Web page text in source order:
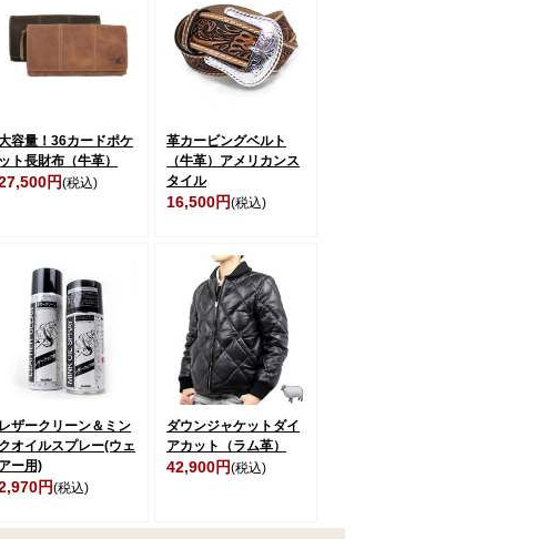
容量！36カードポケ
ット長財布（牛革）
円(税込)
革カービングベルト
（牛革）アメリカンス
タイル
16,500円(税込)
レザークリーン＆ミン
クオイルスプレー(ウェ
アー用)
円(税込)
ダウンジャケットダイ
アカット（ラム革）
42,900円(税込)